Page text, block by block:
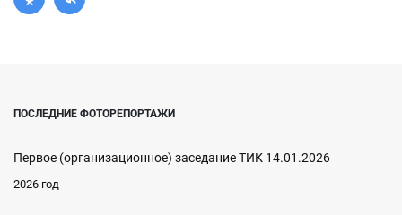
ПОСЛЕДНИЕ ФОТОРЕПОРТАЖИ
Первое (организационное) заседание ТИК 14.01.2026
2026 год